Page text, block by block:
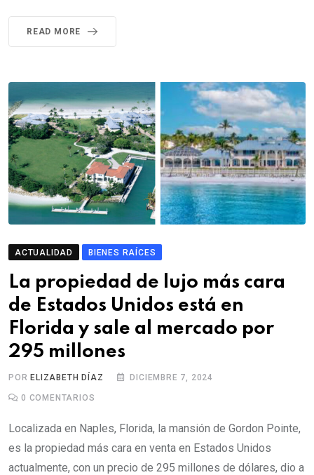
READ MORE
ACTUALIDAD BIENES RAÍCES
La propiedad de lujo más cara
de Estados Unidos está en
Florida y sale al mercado por
295 millones
PORELIZABETH DÍAZ DICIEMBRE 7, 2024
0 COMENTARIOS
Localizada en Naples, Florida, la mansión de Gordon Pointe,
es la propiedad más cara en venta en Estados Unidos
actualmente, con un precio de 295 millones de dólares, dio a